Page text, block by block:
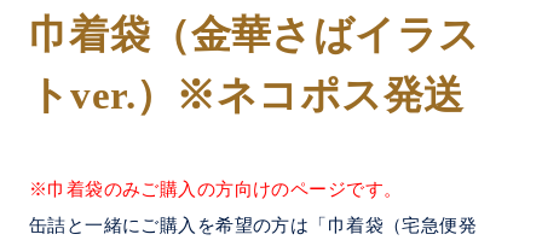
巾着袋（金華さばイラス
トver.）※ネコポス発送
※巾着袋のみご購入の方向けのページです。
缶詰と一緒にご購入を希望の方は「巾着袋（宅急便発